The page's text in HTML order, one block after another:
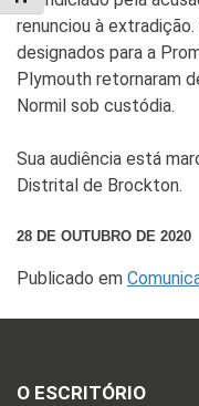
renunciou à
designados para a
Plymouth retornaram
Normil sob custódia.
Sua audiência está
Distrital de Brockton.
28 DE OUTUBRO DE 2020
Publicado em
O ESCRITÓRIO